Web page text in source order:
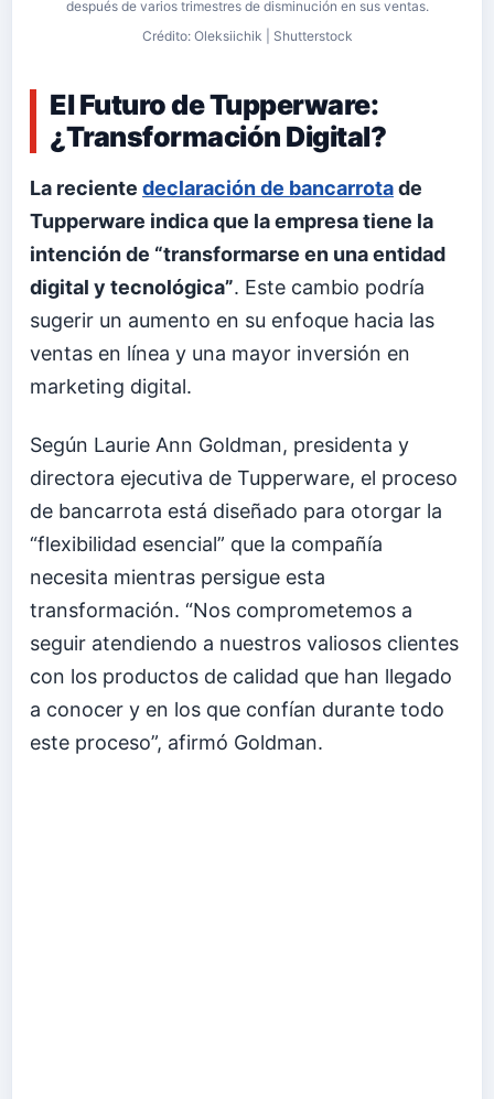
después de varios trimestres de disminución en sus ventas.
Crédito: Oleksiichik | Shutterstock
El Futuro de Tupperware:
¿Transformación Digital?
La reciente declaración de bancarrotade
Tupperware indica que la empresa tiene la
intención de “transformarse en una entidad
digital y tecnológica”. Este cambio podría
sugerir un aumento en su enfoque hacia las
ventas en línea y una mayor inversión en
marketing digital.
Según Laurie Ann Goldman, presidenta y
directora ejecutiva de Tupperware, el proceso
de bancarrota está diseñado para otorgar la
“flexibilidad esencial” que la compañía
necesita mientras persigue esta
transformación. “Nos comprometemos a
seguir atendiendo a nuestros valiosos clientes
con los productos de calidad que han llegado
a conocer y en los que confían durante todo
este proceso”, afirmó Goldman.